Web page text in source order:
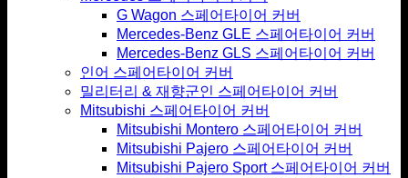
G Wagon 스페어타이어 커버
Mercedes-Benz GLE 스페어타이어 커버
Mercedes-Benz GLS 스페어타이어 커버
인어 스페어타이어 커버
밀리터리 & 재향군인 스페어타이어 커버
Mitsubishi 스페어타이어 커버
Mitsubishi Montero 스페어타이어 커버
Mitsubishi Pajero 스페어타이어 커버
Mitsubishi Pajero Sport 스페어타이어 커버